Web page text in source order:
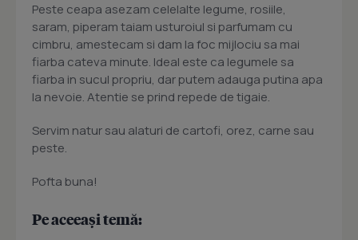
Peste ceapa asezam celelalte legume, rosiile,
saram, piperam taiam usturoiul si parfumam cu
cimbru, amestecam si dam la foc mijlociu sa mai
fiarba cateva minute. Ideal este ca legumele sa
fiarba in sucul propriu, dar putem adauga putina apa
la nevoie. Atentie se prind repede de tigaie.
Servim natur sau alaturi de cartofi, orez, carne sau
peste.
Pofta buna!
Pe aceeași temă: